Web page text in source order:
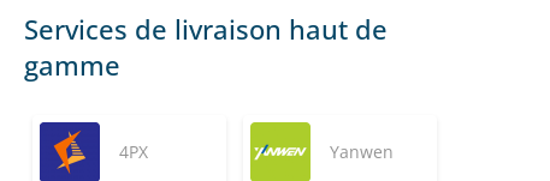
Services de livraison haut de
gamme
4PX Yanwen